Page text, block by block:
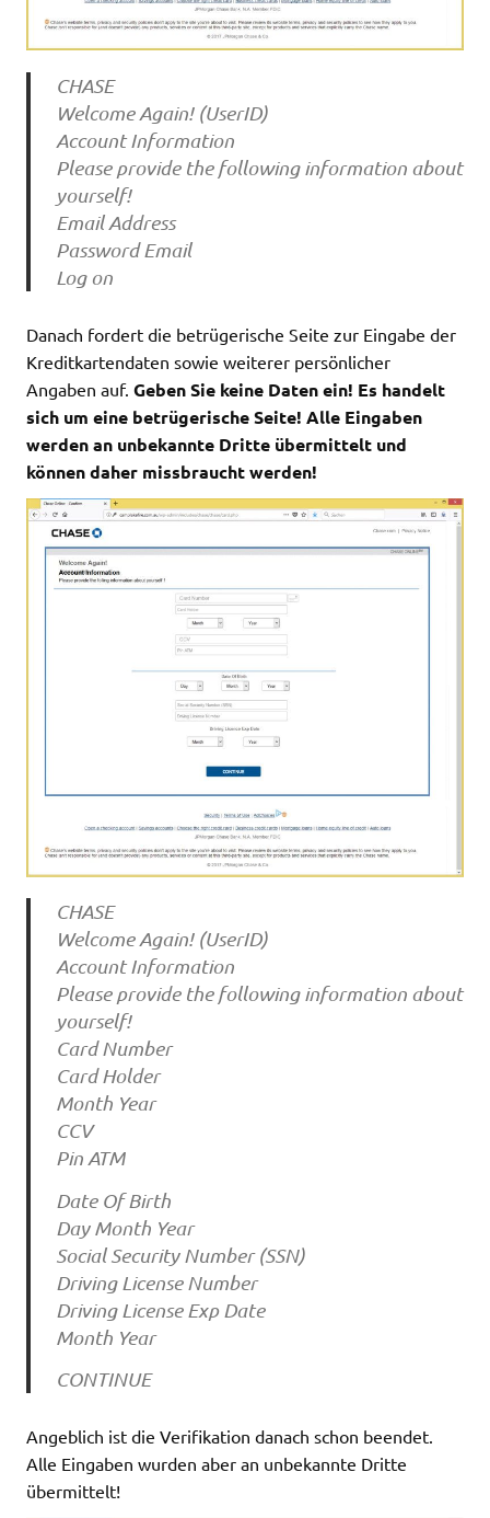
CHASE
Welcome Again! (UserID)
Account Information
Please provide the following information about
yourself!
Email Address
Password Email
Log on
Danach fordert die betrügerische Seite zur Eingabe der
Kreditkartendaten sowie weiterer persönlicher
Angaben auf. Geben Sie keine Daten ein! Es handelt
sich um eine betrügerische Seite! Alle Eingaben
werden an unbekannte Dritte übermittelt und
können daher missbraucht werden!
CHASE
Welcome Again! (UserID)
Account Information
Please provide the following information about
yourself!
Card Number
Card Holder
Month Year
CCV
Pin ATM
Date Of Birth
Day Month Year
Social Security Number (SSN)
Driving License Number
Driving License Exp Date
Month Year
CONTINUE
Angeblich ist die Verifikation danach schon beendet.
Alle Eingaben wurden aber an unbekannte Dritte
übermittelt!